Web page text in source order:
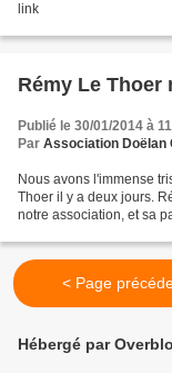
link
Rémy Le Thoer
Publié le 30/01/2014 à
Par Association Doëlan
Nous avons l'immense
Thoer il y a deux jours.
notre association, et sa
< Page
Hébergé par